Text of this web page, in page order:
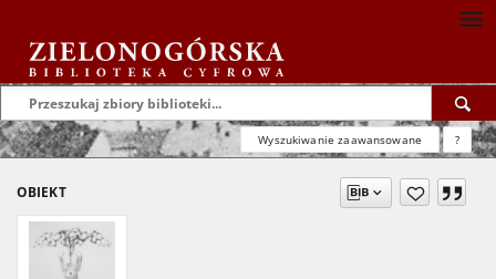
Wyszukiwanie zaawansowane ?
OBIEKT